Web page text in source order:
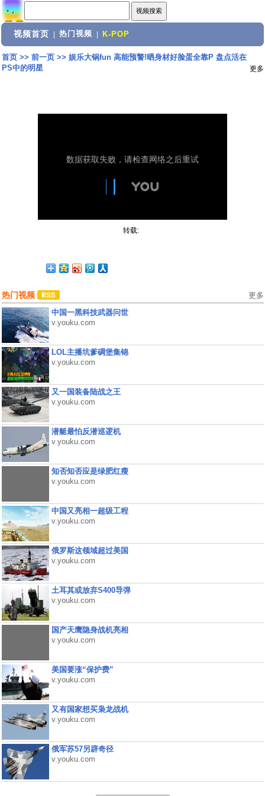
视频首页 热门视频 K-POP
首页>> 前一页>> 娱乐大锅fun 高能预警!晒身材好脸蛋全靠P 盘点活在
PS中的明星
更多
转载:
热门视频 更多
中国一黑科技武器问世
v.youku.com
LOL主播坑爹碉堡集锦
v.youku.com
又一国装备陆战之王
v.youku.com
潜艇最怕反潜巡逻机
v.youku.com
知否知否应是绿肥红瘦
v.youku.com
中国又亮相一超级工程
v.youku.com
俄罗斯这领域超过美国
v.youku.com
土耳其或放弃S400导弹
v.youku.com
国产天鹰隐身战机亮相
v.youku.com
美国要涨“保护费”
v.youku.com
又有国家想买枭龙战机
v.youku.com
俄军苏57另辟奇径
v.youku.com